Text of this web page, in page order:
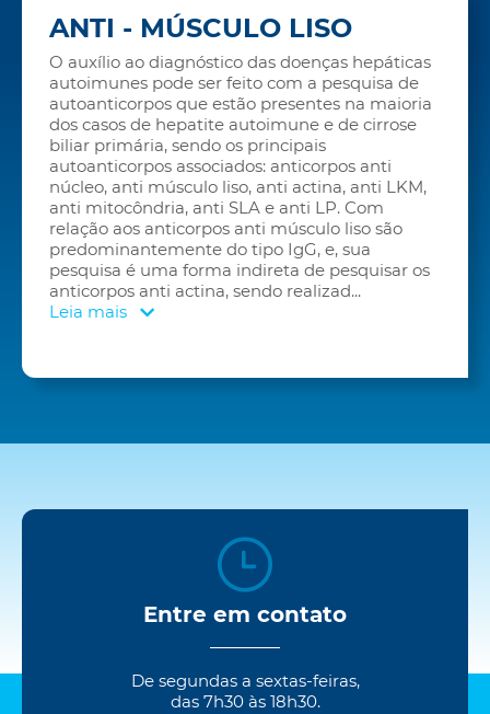
ANTI - MÚSCULO LISO
O auxílio ao diagnóstico das doenças hepáticas
autoimunes pode ser feito com a pesquisa de
autoanticorpos que estão presentes na maioria
dos casos de hepatite autoimune e de cirrose
biliar primária, sendo os principais
autoanticorpos associados: anticorpos anti
núcleo, anti músculo liso, anti actina, anti LKM,
anti mitocôndria, anti SLA e anti LP. Com
relação aos anticorpos anti músculo liso são
predominantemente do tipo IgG, e, sua
pesquisa é uma forma indireta de pesquisar os
anticorpos anti actina, sendo realizad...
Leia mais
Entre em contato
De segundas a sextas-feiras,
das 7h30 às 18h30.